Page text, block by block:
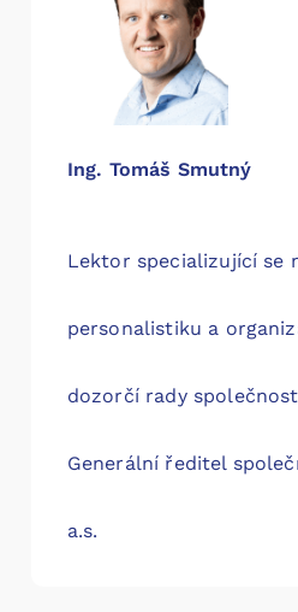
Ing. Tomáš Smutný
Lektor specializující se
personalistiku a
dozorčí rady
Generální ředitel
a.s.